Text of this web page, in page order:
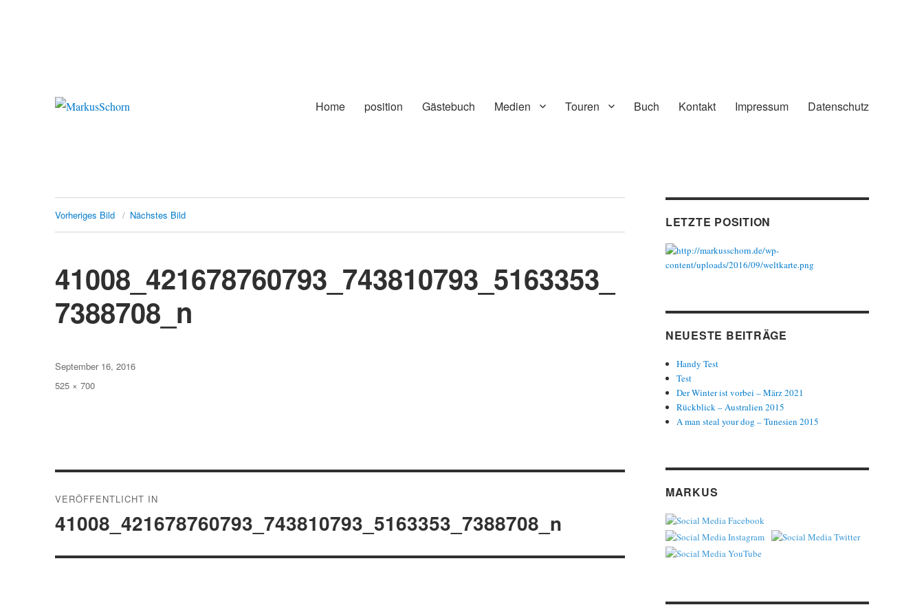
Home position Gästebuch Medien Touren Buch Kontakt Impressum Datenschutz
Vorheriges Bild Nächstes Bild
41008_421678760793_743810793_5163353_
7388708_n
Veröffentlicht
am
September 16, 2016
Volle
525 × 700
VERÖFFENTLICHT IN
41008_421678760793_743810793_5163353_7388708_n
LETZTE POSITION
NEUESTE BEITRÄGE
Handy Test
Test
Der Winter ist vorbei – März 2021
Rückblick – Australien 2015
A man steal your dog – Tunesien 2015
MARKUS